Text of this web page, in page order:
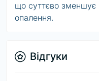
що суттєво
опалення.
Відгуки